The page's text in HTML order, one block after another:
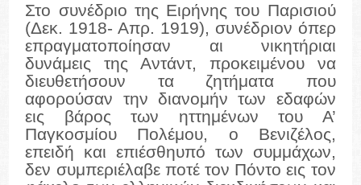
Στο συνέδριο της Ειρήνης του Παρισιού
(Δεκ. 1918- Απρ. 1919), συνέδριον όπερ
επραγματοποίησαν αι νικητήριαι
δυνάμεις της Αντάντ, προκειμένου να
διευθετήσουν τα ζητήματα που
αφορούσαν την διανομήν των εδαφών
εις βάρος των ηττημένων του Α’
Παγκοσμίου Πολέμου, ο Βενιζέλος,
επειδή και επιέσθηυπό των συμμάχων,
δεν συμπεριέλαβε ποτέ τον Πόντο εις τον